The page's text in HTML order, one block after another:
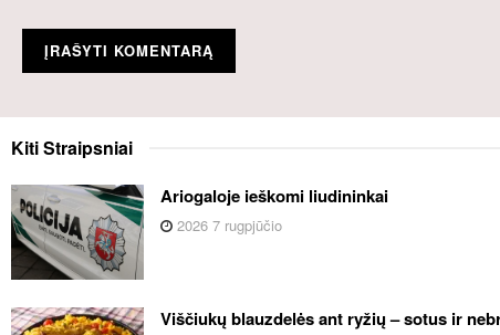
KitiStraipsniai
Ariogaloje ieškomi liudininkai
2026 7 rugpjūčio
Viščiukų blauzdelės ant ryžių – sotus ir